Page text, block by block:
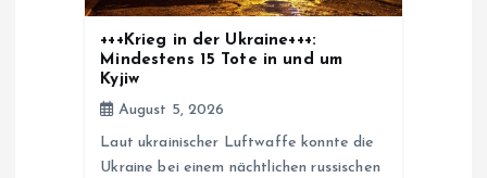
+++Krieg in der Ukraine+++:
Mindestens 15 Tote in und um
Kyjiw
August 5, 2026
Laut ukrainischer Luftwaffe konnte die
Ukraine bei einem nächtlichen russischen